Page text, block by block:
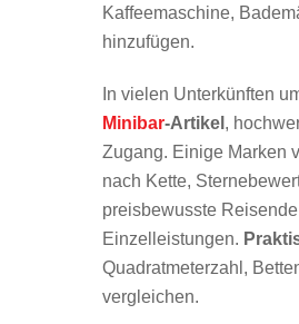
Kaffeemaschine,
hinzufügen.
In vielen Unterkünften
Minibar-Artikel ,
Zugang. Einige Marken
nach Kette,
preisbewusste
Einzelleistungen.
Quadratmeterzahl,
vergleichen.